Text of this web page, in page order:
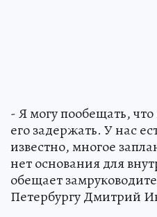
- Я могу пообещать,
его задержать. У нас
известно, многое
нет основания для
обещает
Петербургу Дмитрий